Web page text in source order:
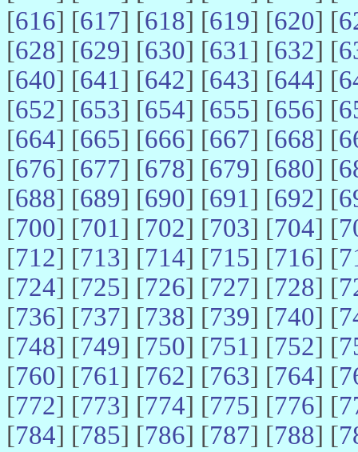
[616] [617] [618] [619] [620] [
[628] [629] [630] [631] [632] [
[640] [641] [642] [643] [644] [
[652] [653] [654] [655] [656] [
[664] [665] [666] [667] [668] [
[676] [677] [678] [679] [680] [
[688] [689] [690] [691] [692] [
[700] [701] [702] [703] [704] [
[712] [713] [714] [715] [716] [
[724] [725] [726] [727] [728] [
[736] [737] [738] [739] [740] [
[748] [749] [750] [751] [752] [
[760] [761] [762] [763] [764] [
[772] [773] [774] [775] [776] [
[784] [785] [786] [787] [788] [